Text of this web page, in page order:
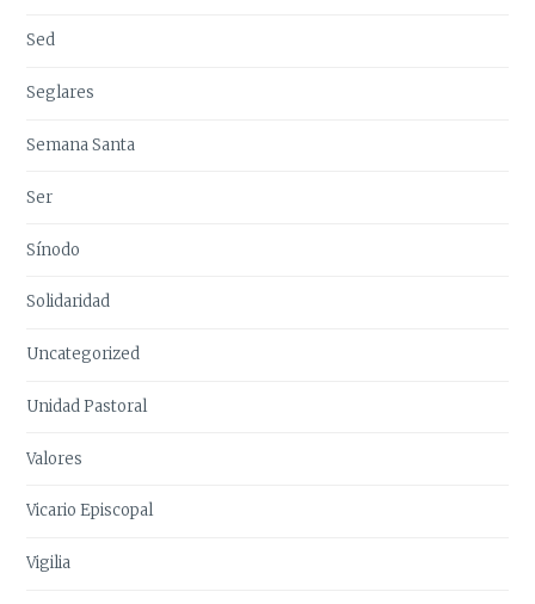
Sed
Seglares
Semana Santa
Ser
Sínodo
Solidaridad
Uncategorized
Unidad Pastoral
Valores
Vicario Episcopal
Vigilia